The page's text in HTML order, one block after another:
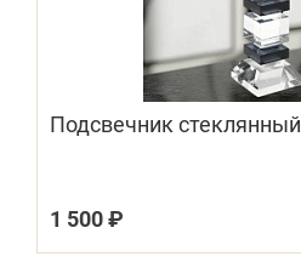
Подсвечник стеклянный
1 500 ₽